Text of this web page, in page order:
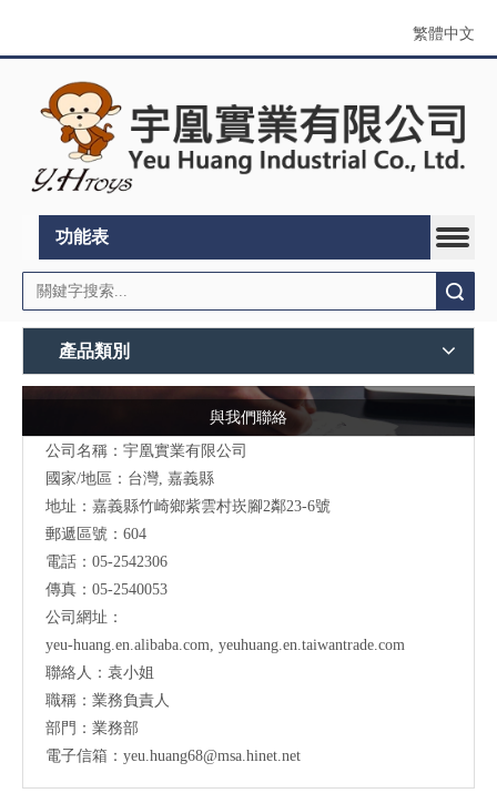
繁體中文
功能表
產品類別
與我們聯絡
公司名稱：宇凰實業有限公司
國家/地區：台灣, 嘉義縣
地址： 嘉義縣竹崎鄉紫雲村崁腳2鄰23-6號
郵遞區號：604
電話：05-2542306
傳真：05-2540053
公司網址：
yeu-huang.en.alibaba.com, yeuhuang.en.taiwantrade.com
聯絡人：袁小姐
職稱：業務負責人
部門：業務部
電子信箱： yeu.huang68@msa.hinet.net